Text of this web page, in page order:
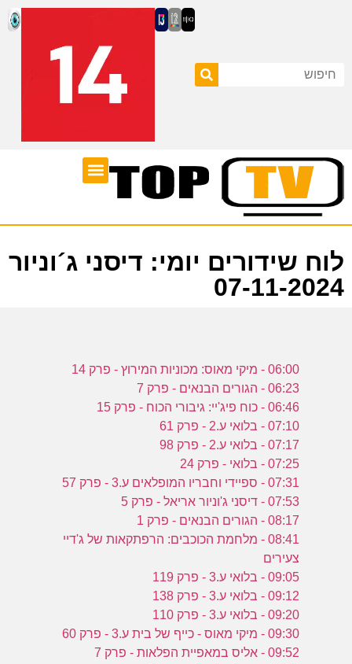
לוח שידורים יומי: דיסני ג´וניור
07-11-2024
06:00 - מיקי מאוס: מכוניות המירוץ - פרק 14
06:23 - הגורים הבנאים - פרק 7
06:46 - כוח פיג'יי: גיבורי הכוח - פרק 15
07:10 - בלואי ע.2 - פרק 61
07:17 - בלואי ע.2 - פרק 98
07:25 - בלואי - פרק 24
07:31 - ספיידי וחבריו המופלאים ע.3 - פרק 57
07:53 - דיסני ג'וניור אריאל - פרק 5
08:17 - הגורים הבנאים - פרק 1
08:41 - מלחמת הכוכבים: הרפתקאות של ג'דיי
צעירים
09:05 - בלואי ע.3 - פרק 119
09:12 - בלואי ע.3 - פרק 138
09:20 - בלואי ע.3 - פרק 110
09:30 - מיקי מאוס - כייף של בית ע.3 - פרק 60
09:52 - אליס במאפיית הפלאות - פרק 7